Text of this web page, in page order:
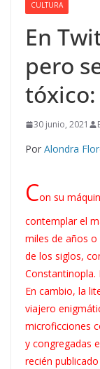
CULTURA
En
pero
30 junio, 2021
Por Alondra
Con su
contemplar el
miles de años
de los siglos,
Constantinopla.
En cambio, la
viajero
microficciones
y congregadas
recién